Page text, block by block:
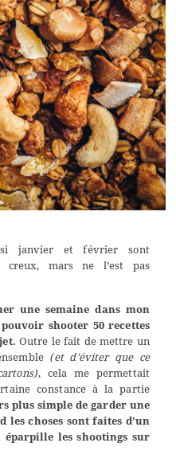
janvier et février sont
creux, mars ne l’est pas
une semaine dans mon
shooter 50 recettes
Outre le fait de mettre un
(et d’éviter que ce
, cela me permettait
constance à la partie
plus simple de garder une
choses sont faites d’un
les shootings sur